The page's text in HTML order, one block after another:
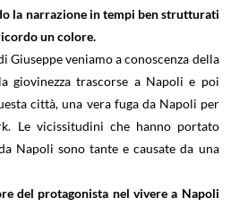
la narrazione in tempi ben strutturati
un colore.
Giuseppe veniamo a conoscenza della
giovinezza trascorse a Napoli e poi
città, una vera fuga da Napoli per
Le vicissitudini che hanno portato
Napoli sono tante e causate da una
del protagonista nel vivere a Napoli